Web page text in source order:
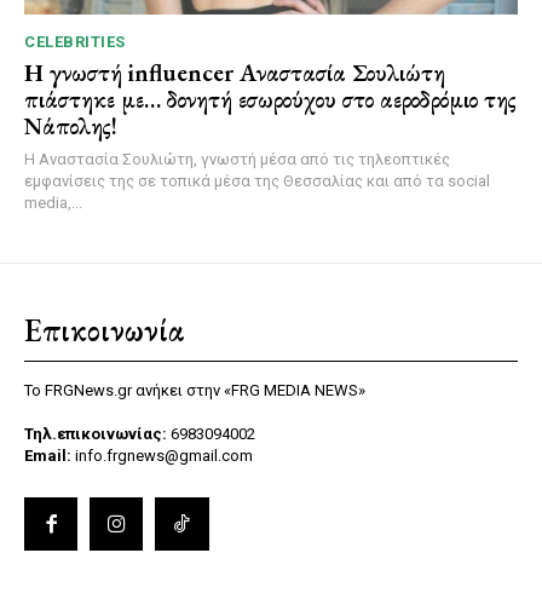
CELEBRITIES
Η γνωστή influencer Αναστασία Σουλιώτη
πιάστηκε με… δονητή εσωρούχου στο αεροδρόμιο της
Νάπολης!
Η Αναστασία Σουλιώτη, γνωστή μέσα από τις τηλεοπτικές
εμφανίσεις της σε τοπικά μέσα της Θεσσαλίας και από τα social
media,...
Επικοινωνία
Το FRGNews.gr ανήκει στην «FRG MEDIA NEWS»
Τηλ.επικοινωνίας: 6983094002
Email: info.frgnews@gmail.com